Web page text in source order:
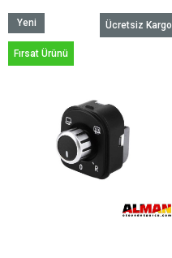
Ücretsiz Kargo
Yeni
Ürün
Fırsat Ürünü